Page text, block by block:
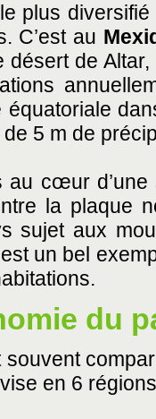
plus
C’est au
désert de
équatoriale
5 m de
au cœur
la plaque
sujet aux
un bel
du
souvent
en 6